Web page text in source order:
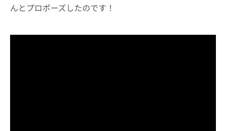
んとプロポーズしたのです！